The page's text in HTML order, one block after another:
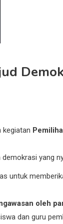
kegiatan
yang
untuk
oleh
dan guru